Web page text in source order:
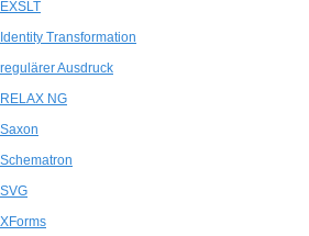
EXSLT
Identity Transformation
regulärer Ausdruck
RELAX NG
Saxon
Schematron
SVG
XForms